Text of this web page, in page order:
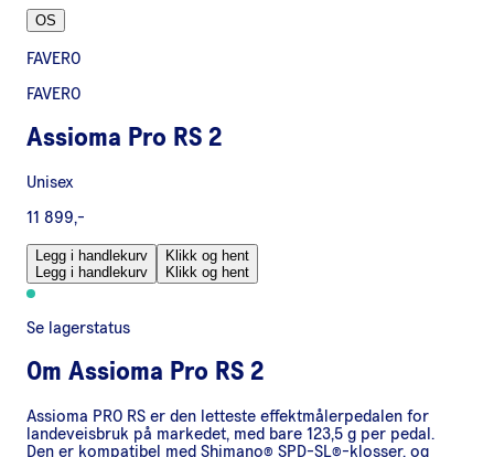
OS
FAVERO
FAVERO
Assioma Pro RS 2
Unisex
11 899,-
Legg i handlekurv
Legg i handlekurv
Klikk og hent
Klikk og hent
Se lagerstatus
Om Assioma Pro RS 2
Assioma PRO RS er den letteste effektmålerpedalen for
landeveisbruk på markedet, med bare 123,5 g per pedal.
Den er kompatibel med Shimano® SPD-SL®-klosser, og